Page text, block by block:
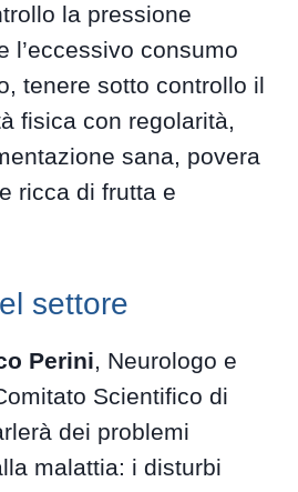
la pressione
l’eccessivo consumo
tenere sotto controllo il
fisica con regolarità,
sana, povera
ricca di frutta e
settore
Perini, Neurologo e
Scientifico di
dei problemi
malattia: i disturbi